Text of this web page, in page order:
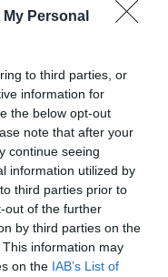
Personal
to third parties, or
information for
the below opt-out
note that after your
continue seeing
information utilized by
third parties prior to
out of the further
by third parties on the
This information may
on the IAB’s List of
körül nálunk